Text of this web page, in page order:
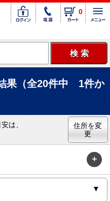
0
果（全20件中 1件か
は、
住所を変
更